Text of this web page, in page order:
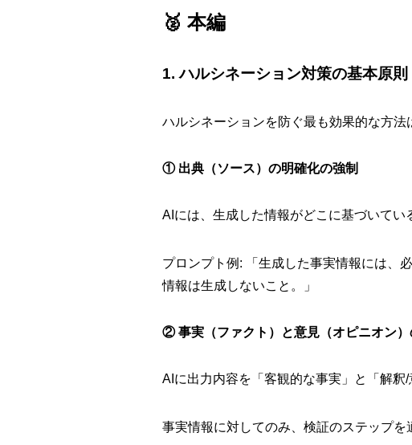
🥈 本編
1. ハルシネーション対策の基本原
ハルシネーションを防ぐ最も効果的な方法
① 出典（ソース）の明確化の強制
AIには、生成した情報がどこに基づいてい
プロンプト例: 「生成した事実情報には、
情報は生成しないこと。」
② 事実（ファクト）と意見（オピニオン）
AIに出力内容を「客観的な事実」と「解釈/
事実情報に対してのみ、検証のステップを